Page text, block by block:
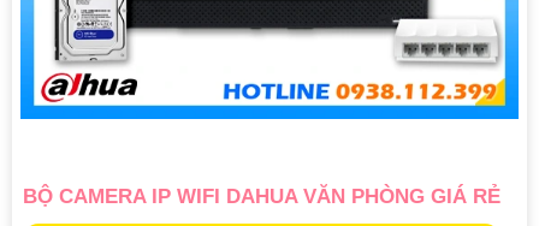
sắc nét với công nghệ phù hợp cho nhu cầu sử dụng của mình. Nếu
cần thêm thông tin hoặc có bất kỳ câu hỏi nào khác, vui lòng cho biết
để được tư vấn chi tiết hơn. Chúc bạn thành công!
BỘ CAMERA IP WIFI DAHUA VĂN PHÒNG GIÁ RẺ